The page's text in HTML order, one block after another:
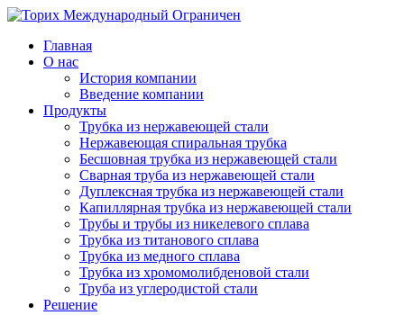
Главная
О нас
История компании
Введение компании
Продукты
Трубка из нержавеющей стали
Нержавеющая спиральная трубка
Бесшовная трубка из нержавеющей стали
Сварная труба из нержавеющей стали
Дуплексная трубка из нержавеющей стали
Капиллярная трубка из нержавеющей стали
Трубы и трубы из никелевого сплава
Трубка из титанового сплава
Трубка из медного сплава
Трубка из хромомолибденовой стали
Труба из углеродистой стали
Решение